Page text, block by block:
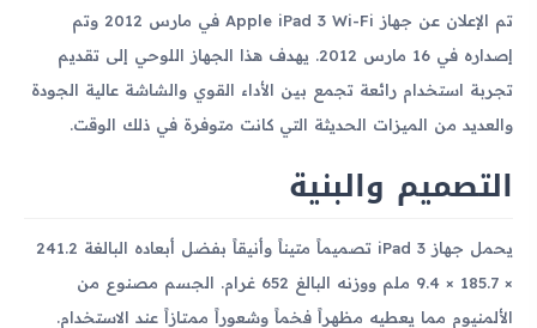
تم الإعلان عن جهاز Apple iPad 3 Wi-Fi في مارس 2012 وتم
إصداره في 16 مارس 2012. يهدف هذا الجهاز اللوحي إلى تقديم
تجربة استخدام رائعة تجمع بين الأداء القوي والشاشة عالية الجودة
والعديد من الميزات الحديثة التي كانت متوفرة في ذلك الوقت.
التصميم والبنية
يحمل جهاز iPad 3 تصميماً متيناً وأنيقاً بفضل أبعاده البالغة 241.2
× 185.7 × 9.4 ملم ووزنه البالغ 652 غرام. الجسم مصنوع من
الألمنيوم مما يعطيه مظهراً فخماً وشعوراً ممتازاً عند الاستخدام.